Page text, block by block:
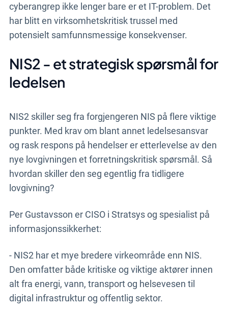
cyberangrep ikke lenger bare er et IT-problem. Det
har blitt en virksomhetskritisk trussel med
potensielt samfunnsmessige konsekvenser.
NIS2 - et strategisk spørsmål for
ledelsen
NIS2 skiller seg fra forgjengeren NIS på flere viktige
punkter. Med krav om blant annet ledelsesansvar
og rask respons på hendelser er etterlevelse av den
nye lovgivningen et forretningskritisk spørsmål. Så
hvordan skiller den seg egentlig fra tidligere
lovgivning?
Per Gustavsson er CISO i Stratsys og spesialist på
informasjonssikkerhet:
- NIS2 har et mye bredere virkeområde enn NIS.
Den omfatter både kritiske og viktige aktører innen
alt fra energi, vann, transport og helsevesen til
digital infrastruktur og offentlig sektor.